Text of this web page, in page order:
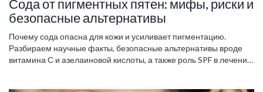
Сода от пигментных пятен: мифы, риски и
безопасные альтернативы
Почему сода опасна для кожи и усиливает пигментацию.
Разбираем научные факты, безопасные альтернативы вроде
витамина С и азелаиновой кислоты, а также роль SPF в лечении